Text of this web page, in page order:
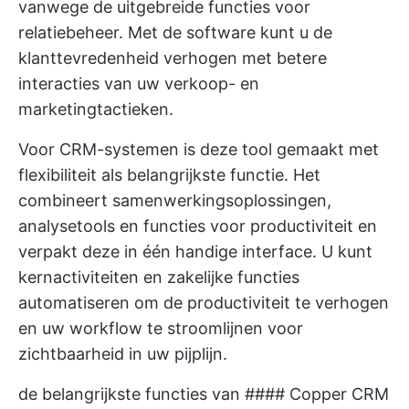
vanwege de uitgebreide functies voor
relatiebeheer. Met de software kunt u de
klanttevredenheid verhogen met betere
interacties van uw verkoop- en
marketingtactieken.
Voor CRM-systemen is deze tool gemaakt met
flexibiliteit als belangrijkste functie. Het
combineert samenwerkingsoplossingen,
analysetools en functies voor productiviteit en
verpakt deze in één handige interface. U kunt
kernactiviteiten en zakelijke functies
automatiseren om de productiviteit te verhogen
en uw workflow te stroomlijnen voor
zichtbaarheid in uw pijplijn.
de belangrijkste functies van #### Copper CRM